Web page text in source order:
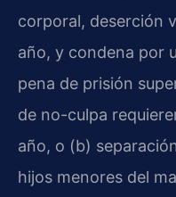
corporal, deserción
año, y condena por
pena de prisión
de no-culpa
año, o (b)
hijos menores del